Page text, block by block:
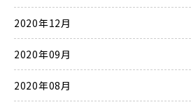
2020年12月
2020年09月
2020年08月